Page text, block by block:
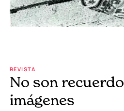
REVISTA
No son
imágenes